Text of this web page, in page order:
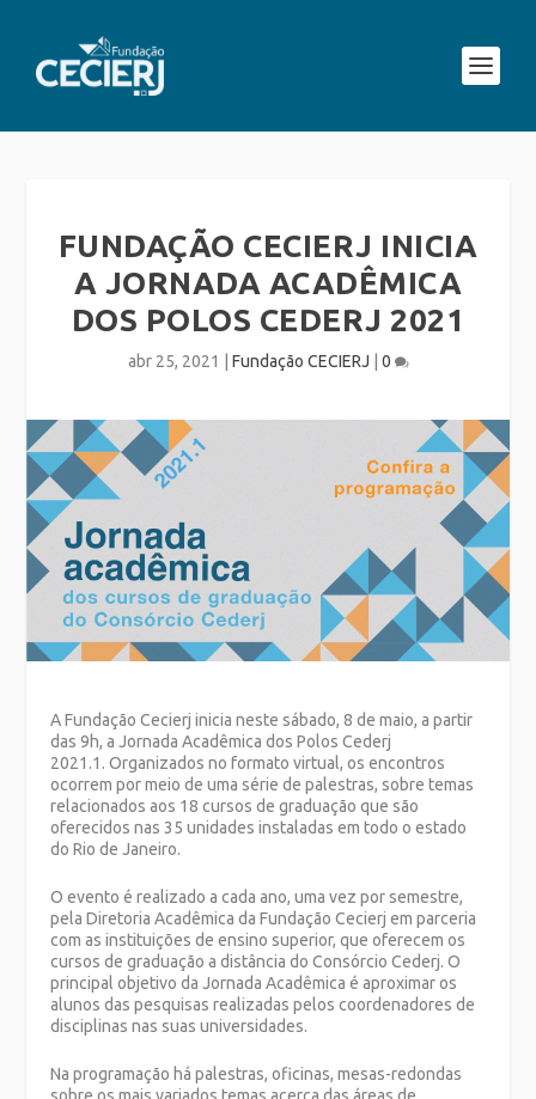
FUNDAÇÃO CECIERJ INICIA
A JORNADA ACADÊMICA
DOS POLOS CEDERJ 2021
abr 25, 2021 Fundação CECIERJ 0
A Fundação Cecierj inicia neste sábado, 8 de maio, a partir
das 9h, a Jornada Acadêmica dos Polos Cederj
2021.1. Organizados no formato virtual, os encontros
ocorrem por meio de uma série de palestras, sobre temas
relacionados aos 18 cursos de graduação que são
oferecidos nas 35 unidades instaladas em todo o estado
do Rio de Janeiro.
O evento é realizado a cada ano, uma vez por semestre,
pela Diretoria Acadêmica da Fundação Cecierj em parceria
com as instituições de ensino superior, que oferecem os
cursos de graduação a distância do Consórcio Cederj. O
principal objetivo da Jornada Acadêmica é aproximar os
alunos das pesquisas realizadas pelos coordenadores de
disciplinas nas suas universidades.
Na programação há palestras, oficinas, mesas-redondas